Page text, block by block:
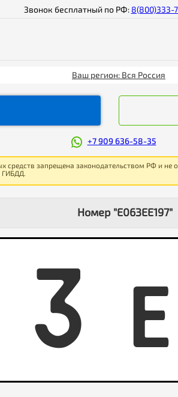
Звонок бесплатный по РФ: 8(800)333-
Ваш регион: Вся Россия
+7 909 636-58-35
средств запрещена законодательством РФ и
ГИБДД.
Номер "Е063ЕЕ197"
3 E